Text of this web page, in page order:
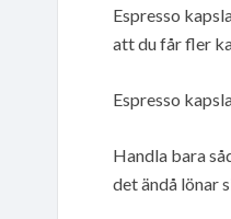
Espresso
att du får fler
Espresso
Handla bara
det ändå lönar